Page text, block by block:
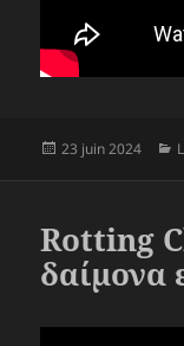
Publié
23 juin 2024
Rotting
δαίμονα